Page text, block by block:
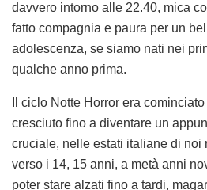
davvero intorno alle 22.40, mica
fatto compagnia e paura per un bel
adolescenza, se siamo nati nei
qualche anno prima.
Il ciclo Notte Horror era
cresciuto fino a diventare un
cruciale, nelle estati italiane di noi
verso i 14, 15 anni, a metà anni
poter stare alzati fino a tardi,